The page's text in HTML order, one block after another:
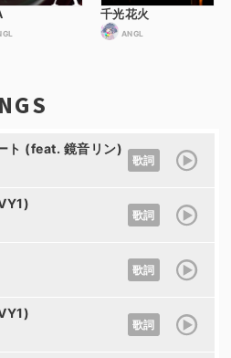
千光花火
ANGL
ト (feat. 鏡音リン)
歌詞
歌詞
歌詞
歌詞